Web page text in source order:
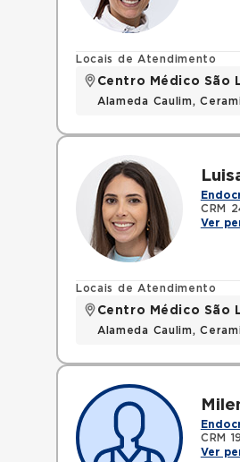
Locais de Atendimento
Centro Médico São
Alameda Caulim,
CRM
Ver
Locais de Atendimento
Centro Médico São
Alameda Caulim,
CRM
Ver